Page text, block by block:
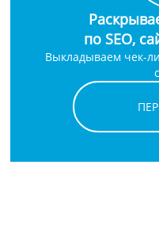
по SEO,
Выкладываем чек-